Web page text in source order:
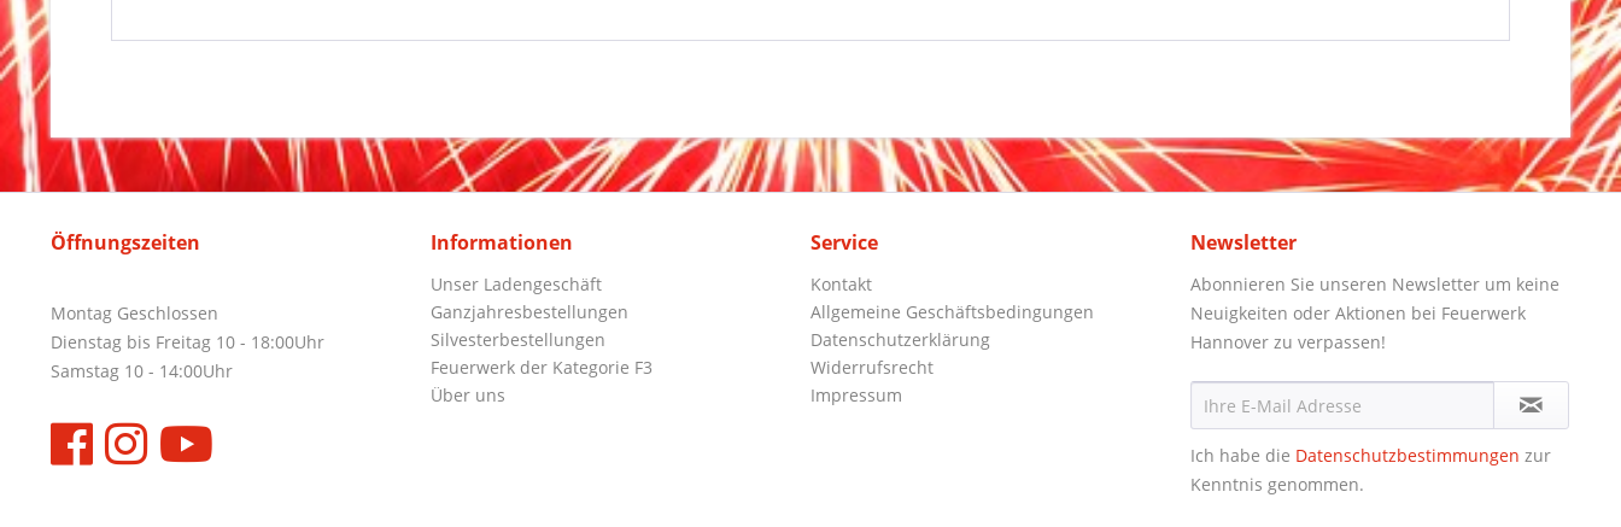
Öffnungszeiten
Montag Geschlossen
Dienstag bis Freitag 10 - 18:00Uhr
Samstag 10 - 14:00Uhr
Informationen
Unser Ladengeschäft
Ganzjahresbestellungen
Silvesterbestellungen
Feuerwerk der Kategorie F3
Über uns
Service
Kontakt
Allgemeine Geschäftsbedingungen
Datenschutzerklärung
Widerrufsrecht
Impressum
Newsletter
Abonnieren Sie unseren Newsletter um keine
Neuigkeiten oder Aktionen bei Feuerwerk
Hannover zu verpassen!
Ich habe die Datenschutzbestimmungen zur
Kenntnis genommen.